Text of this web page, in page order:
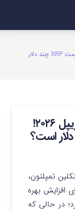
تحلیل فاندامنتال و تکنیکال ریپل ۲۰۲۶! هدف بعدی قیمت XRP چند دلار
تحلیل فاندامنتال و تکنیکال ریپل ۲۰۲۶!
تمپلتون،
افزایش بهره‌
در حالی که